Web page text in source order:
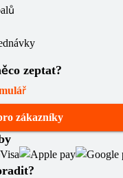
zeptat?
zákazníky